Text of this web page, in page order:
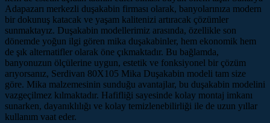
Adapazarı merkezli duşakabin firması olarak, banyolarınıza modern
bir dokunuş katacak ve yaşam kalitenizi artıracak çözümler
sunmaktayız. Duşakabin modellerimiz arasında, özellikle son
dönemde yoğun ilgi gören mika duşakabinler, hem ekonomik hem
de şık alternatifler olarak öne çıkmaktadır. Bu bağlamda,
banyonuzun ölçülerine uygun, estetik ve fonksiyonel bir çözüm
arıyorsanız, Serdivan 80X105 Mika Duşakabin modeli tam size
göre. Mika malzemesinin sunduğu avantajlar, bu duşakabin modelini
vazgeçilmez kılmaktadır. Hafifliği sayesinde kolay montaj imkanı
sunarken, dayanıklılığı ve kolay temizlenebilirliği ile de uzun yıllar
kullanım vaat eder.